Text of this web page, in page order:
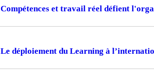
Compétences et travail réel défient
Le déploiement du Learning à